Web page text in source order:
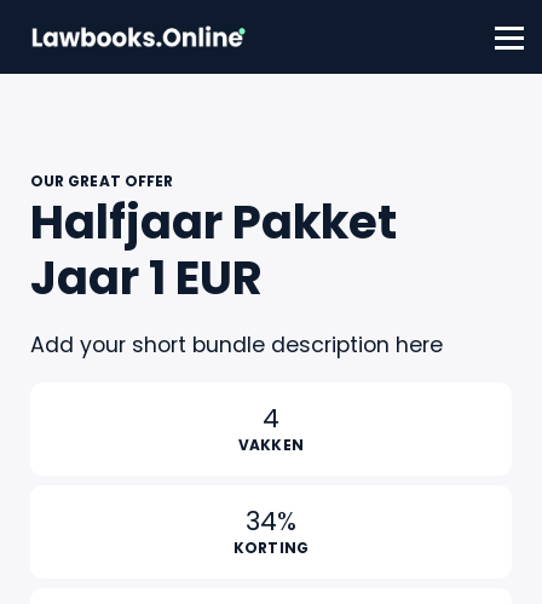
FAQ
Contact
OUR GREAT OFFER
Halfjaar Pakket
Jaar 1 EUR
Add your short bundle description here
4
VAKKEN
34%
KORTING